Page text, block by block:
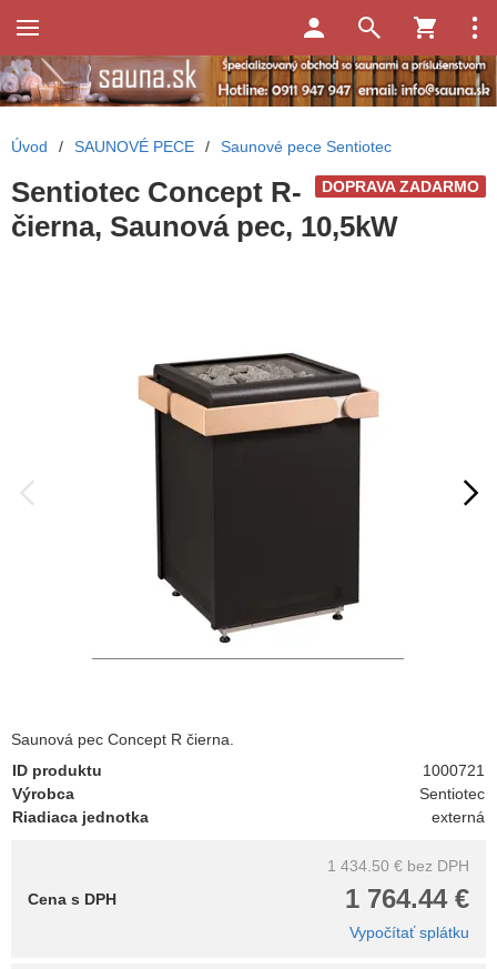
Úvod / SAUNOVÉ PECE / Saunové pece Sentiotec
DOPRAVA ZADARMO
Sentiotec Concept R-
čierna, Saunová pec, 10,5kW
Saunová pec Concept R čierna.
ID produktu
1000721
Výrobca
Sentiotec
Riadiaca jednotka
externá
1 434.50 € bez DPH
1 764.44 €
Cena s DPH
Vypočítať splátku